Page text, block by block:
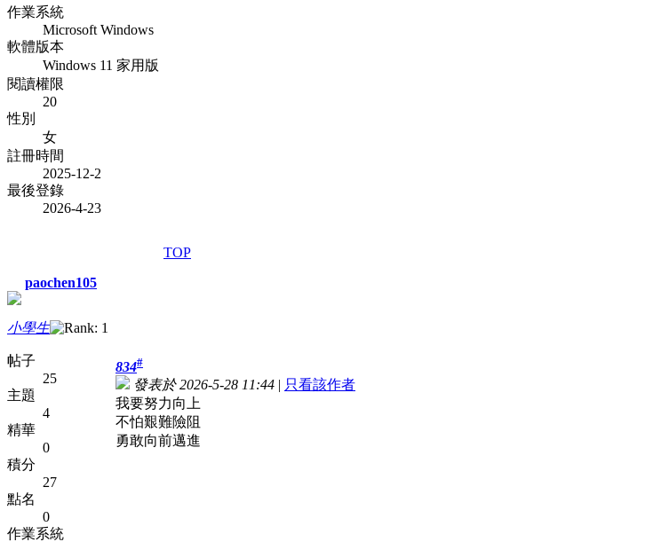
作業系統
Microsoft Windows
軟體版本
Windows 11 家用版
閱讀權限
20
性別
女
註冊時間
2025-12-2
最後登錄
2026-4-23
TOP
paochen105
小學生
帖子
25
主題
4
精華
0
積分
27
點名
0
作業系統
834#
發表於 2026-5-28 11:44 | 只看該作者
我要努力向上
不怕艱難險阻
勇敢向前邁進